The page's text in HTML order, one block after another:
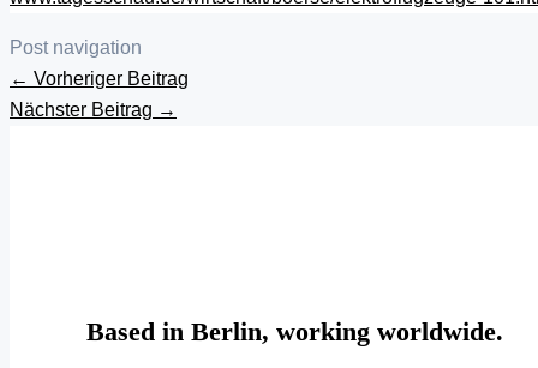
Post navigation
← Vorheriger Beitrag
Nächster Beitrag →
Based in Berlin, working worldwide.